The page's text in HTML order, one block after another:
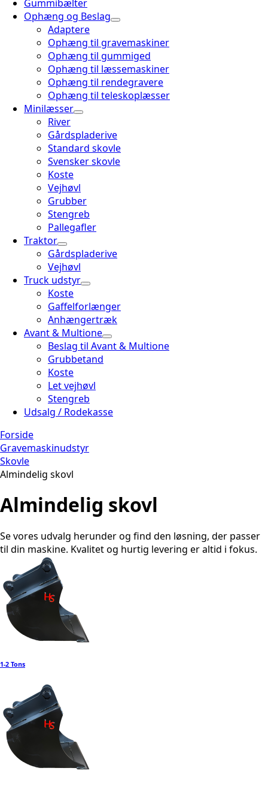
Gummibælter
Ophæng og Beslag
Adaptere
Ophæng til gravemaskiner
Ophæng til gummiged
Ophæng til læssemaskiner
Ophæng til rendegravere
Ophæng til teleskoplæsser
Minilæsser
River
Gårdspladerive
Standard skovle
Svensker skovle
Koste
Vejhøvl
Grubber
Stengreb
Pallegafler
Traktor
Gårdspladerive
Vejhøvl
Truck udstyr
Koste
Gaffelforlænger
Anhængertræk
Avant & Multione
Beslag til Avant & Multione
Grubbetand
Koste
Let vejhøvl
Stengreb
Udsalg / Rodekasse
Forside
Gravemaskinudstyr
Skovle
Almindelig skovl
Almindelig skovl
Se vores udvalg herunder og find den løsning, der passer
til din maskine. Kvalitet og hurtig levering er altid i fokus.
1-2 Tons